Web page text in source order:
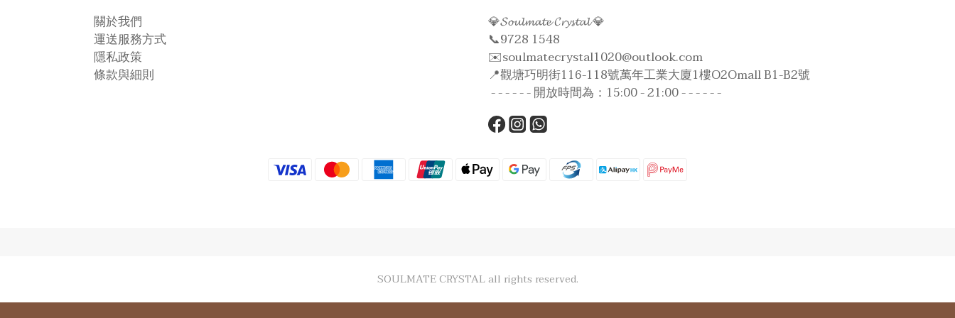
關於我們
運送服務方式
隱私政策
條款與細則
💎𝓢𝓸𝓾𝓵𝓶𝓪𝓽𝓮 𝓒𝓻𝔂𝓼𝓽𝓪𝓵 💎
📞9728 1548
✉️soulmatecrystal1020@outlook.com
📍觀塘巧明街116-118號萬年工業大廈1樓O2Omall B1-B2號
- - - - - - 開放時間為：15:00 - 21:00 - - - - - -
SOULMATE CRYSTAL all rights reserved.